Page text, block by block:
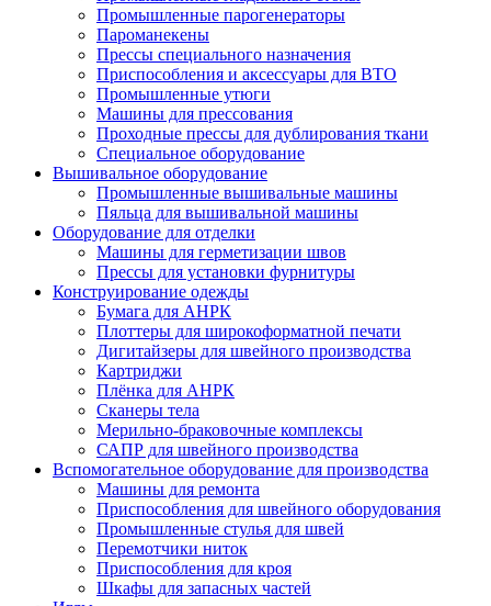
Промышленные парогенераторы
Пароманекены
Прессы специального назначения
Приспособления и аксессуары для ВТО
Промышленные утюги
Машины для прессования
Проходные прессы для дублирования ткани
Специальное оборудование
Вышивальное оборудование
Промышленные вышивальные машины
Пяльца для вышивальной машины
Оборудование для отделки
Машины для герметизации швов
Прессы для установки фурнитуры
Конструирование одежды
Бумага для АНРК
Плоттеры для широкоформатной печати
Дигитайзеры для швейного производства
Картриджи
Плёнка для АНРК
Сканеры тела
Мерильно-браковочные комплексы
САПР для швейного производства
Вспомогательное оборудование для производства
Машины для ремонта
Приспособления для швейного оборудования
Промышленные стулья для швей
Перемотчики ниток
Приспособления для кроя
Шкафы для запасных частей